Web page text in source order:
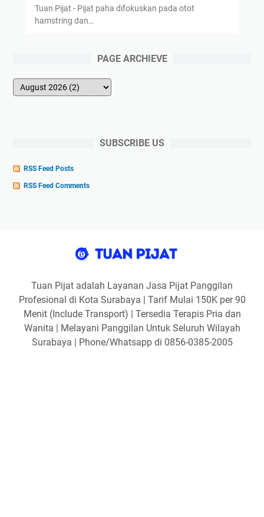
Tuan Pijat - Pijat paha difokuskan pada otot
hamstring dan…
PAGE ARCHIEVE
SUBSCRIBE US
RSS Feed Posts
RSS Feed Comments
Tuan Pijat adalah Layanan Jasa Pijat Panggilan
Profesional di Kota Surabaya | Tarif Mulai 150K per 90
Menit (Include Transport) | Tersedia Terapis Pria dan
Wanita | Melayani Panggilan Untuk Seluruh Wilayah
Surabaya | Phone/Whatsapp di 0856-0385-2005